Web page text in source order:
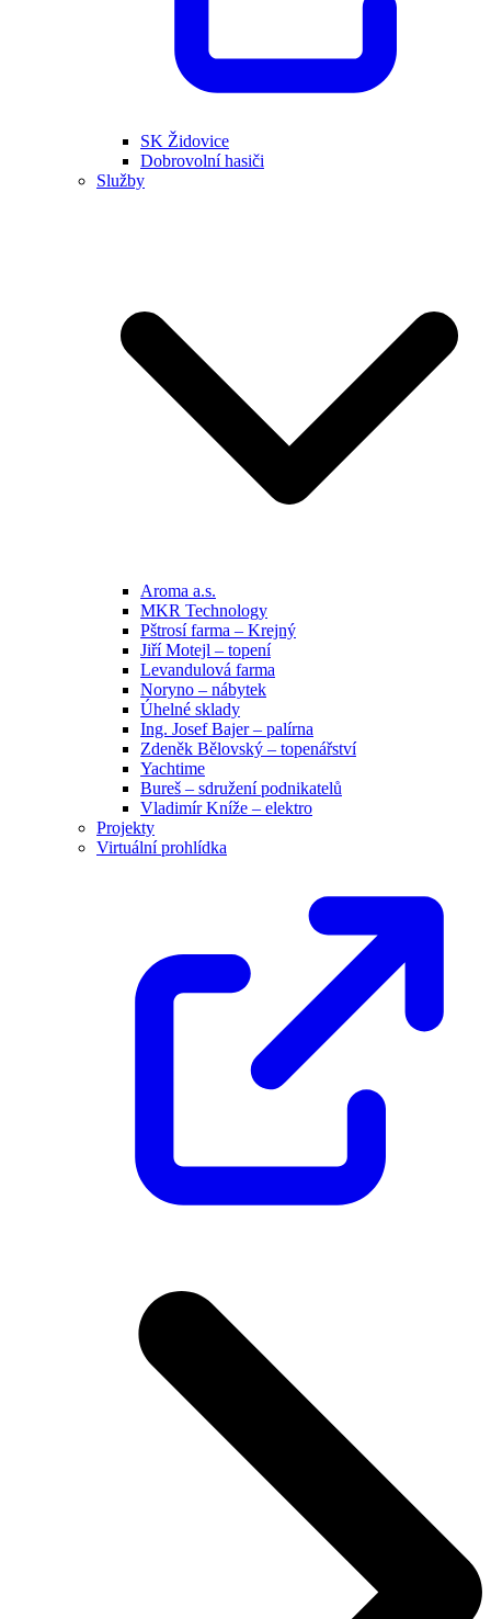
SK Židovice
Dobrovolní hasiči
Služby
Aroma a.s.
MKR Technology
Pštrosí farma – Krejný
Jiří Motejl – topení
Levandulová farma
Noryno – nábytek
Úhelné sklady
Ing. Josef Bajer – palírna
Zdeněk Bělovský – topenářství
Yachtime
Bureš – sdružení podnikatelů
Vladimír Kníže – elektro
Projekty
Virtuální prohlídka